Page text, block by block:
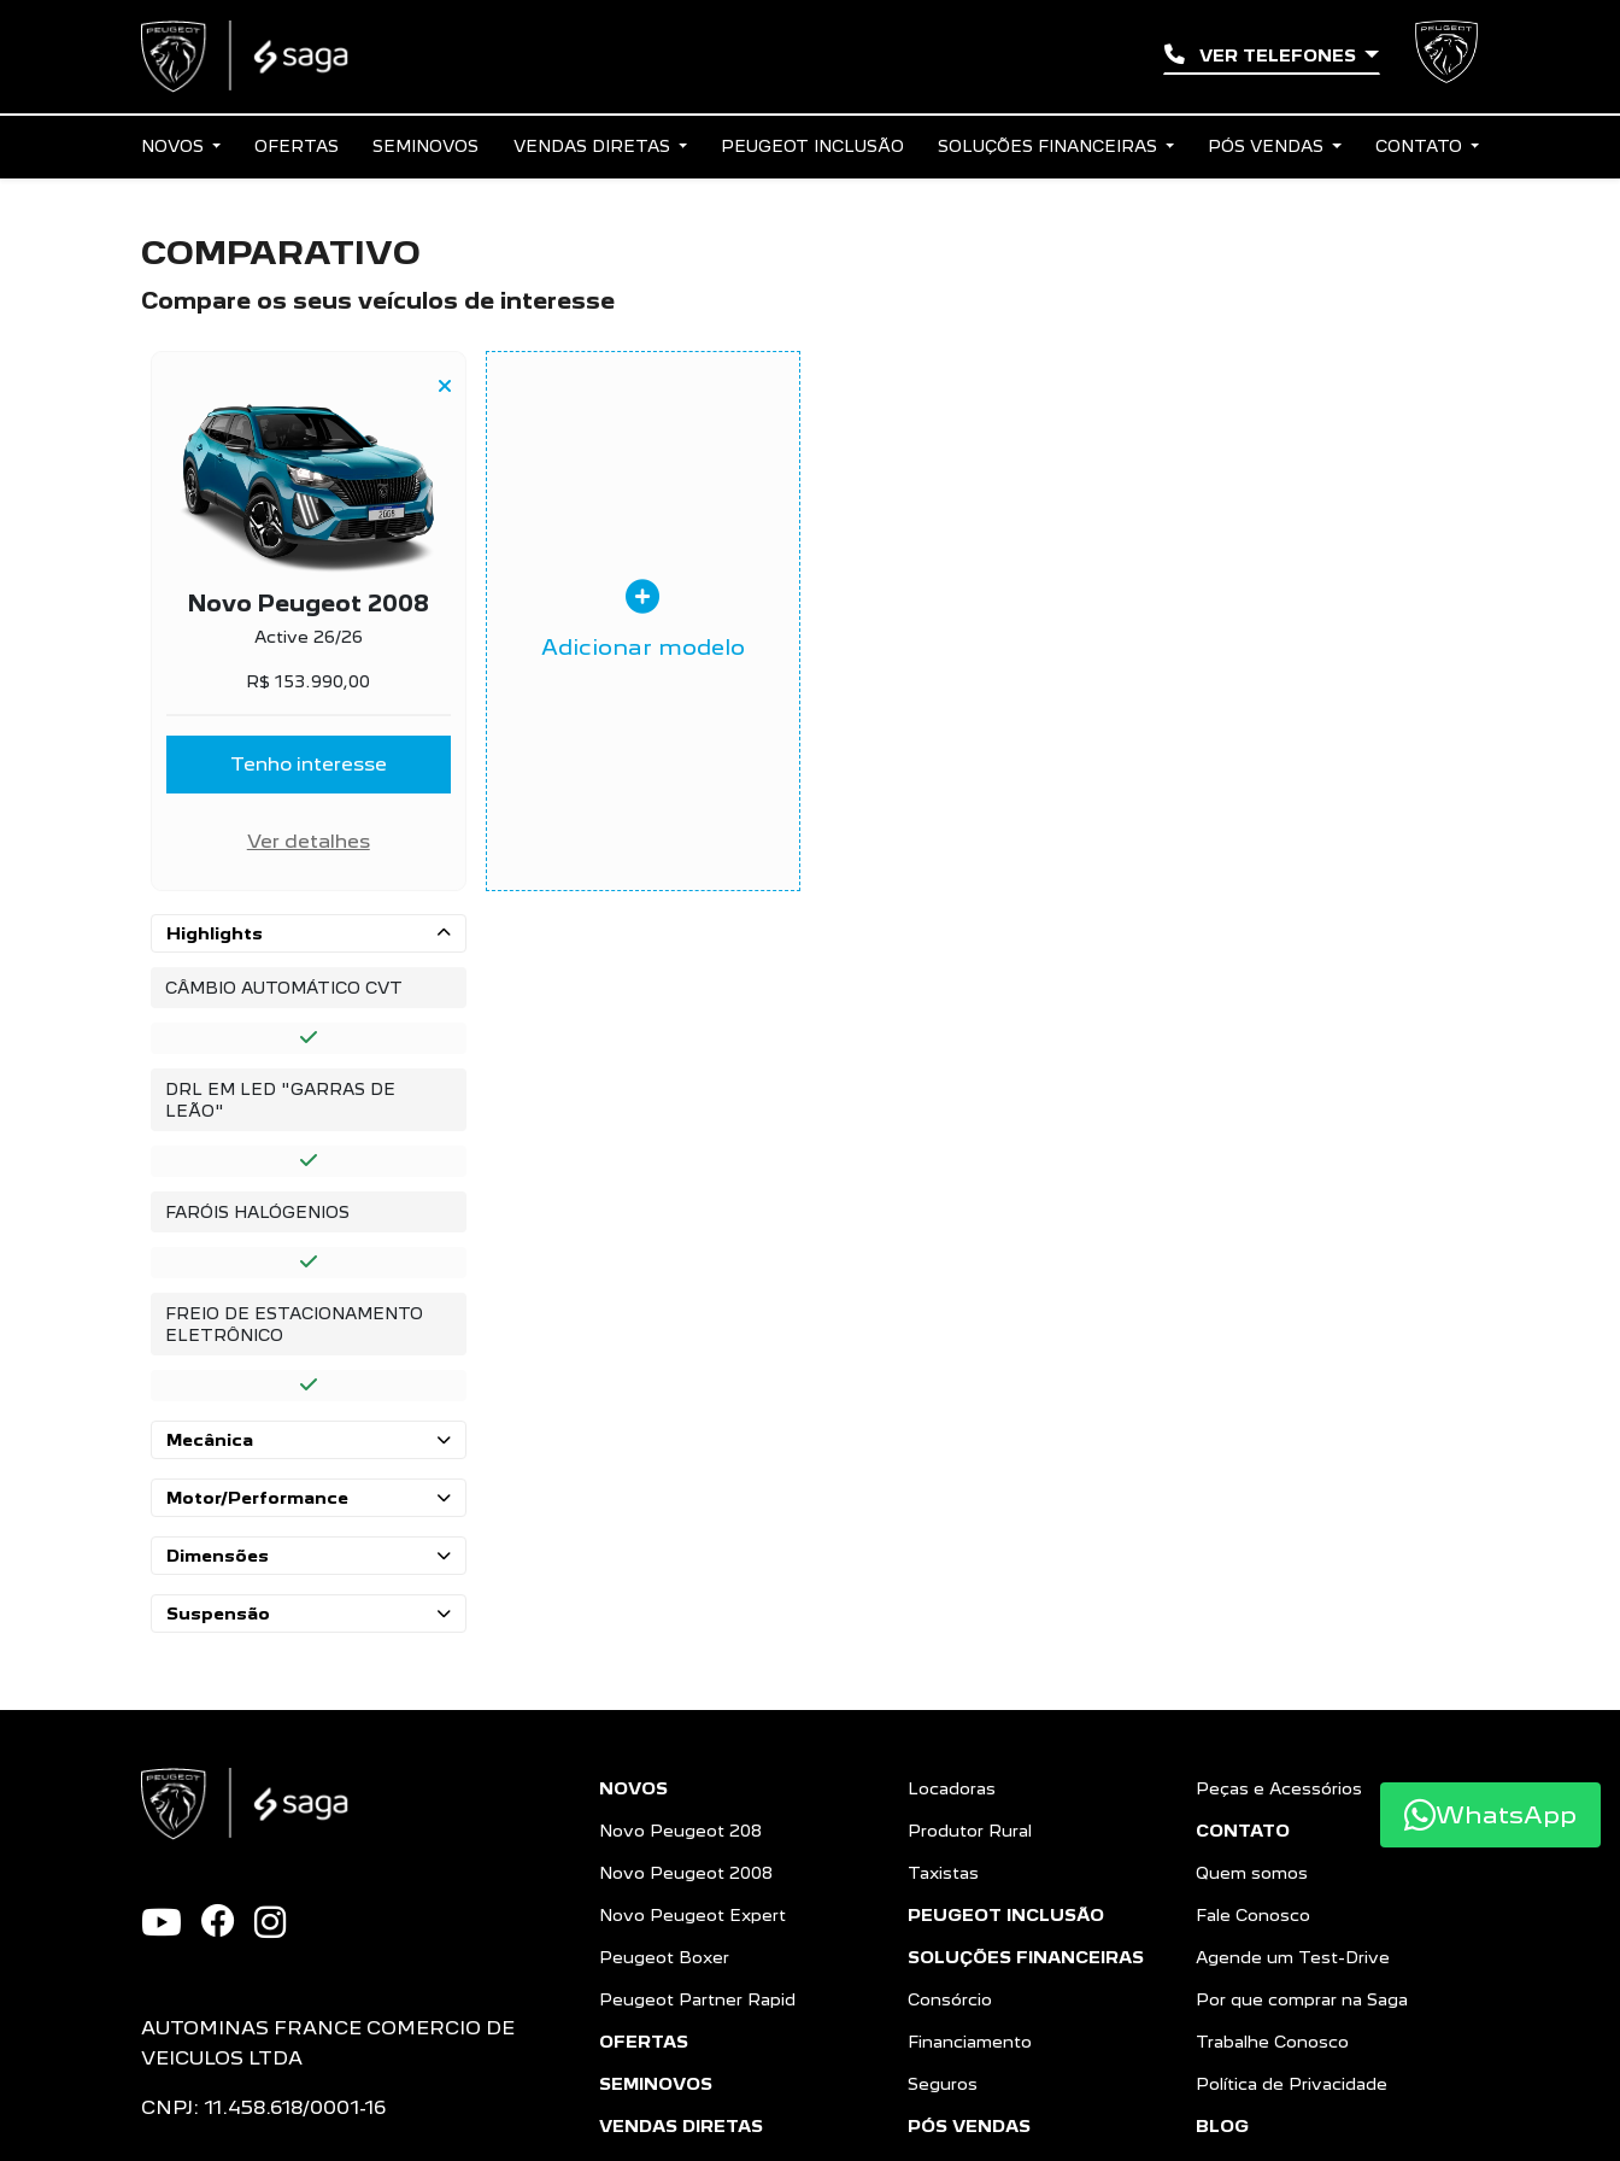
VER TELEFONES
NOVOS OFERTAS SEMINOVOS VENDAS DIRETAS PEUGEOT INCLUSÃO SOLUÇÕES FINANCEIRAS PÓS VENDAS CONTATO
COMPARATIVO
Compare os seus veículos de interesse
Novo Peugeot 2008
Active 26/26
R$ 153.990,00
Tenho interesse
Ver detalhes
Adicionar modelo
Highlights
CÂMBIO AUTOMÁTICO CVT
DRL EM LED "GARRAS DE
LEÃO"
FARÓIS HALÓGENIOS
FREIO DE ESTACIONAMENTO
ELETRÔNICO
Mecânica
Motor/Performance
Dimensões
Suspensão
AUTOMINAS FRANCE COMERCIO DE
VEICULOS LTDA
CNPJ: 11.458.618/0001-16
NOVOS
Novo Peugeot 208
Novo Peugeot 2008
Novo Peugeot Expert
Peugeot Boxer
Peugeot Partner Rapid
OFERTAS
SEMINOVOS
VENDAS DIRETAS
Locadoras
Produtor Rural
Taxistas
PEUGEOT INCLUSÃO
SOLUÇÕES FINANCEIRAS
Consórcio
Financiamento
Seguros
PÓS VENDAS
Peças e Acessórios
CONTATO
Quem somos
Fale Conosco
Agende um Test-Drive
Por que comprar na Saga
Trabalhe Conosco
Política de Privacidade
BLOG
WhatsApp